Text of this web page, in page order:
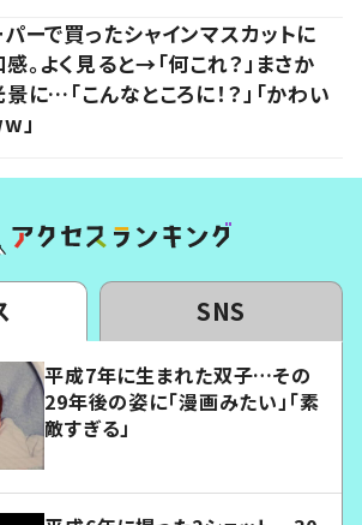
ーで買ったシャインマスカットに
。よく見ると→「何これ？」まさか
に…「こんなところに！？」「かわい
」
SNS
平成7年に生まれた双子…その
29年後の姿に「漫画みたい」「素
敵すぎる」